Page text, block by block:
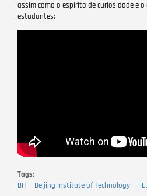
assim como o espírito de curiosidade e
estudantes:
Tags
BIT
Beijing Institute of Technology